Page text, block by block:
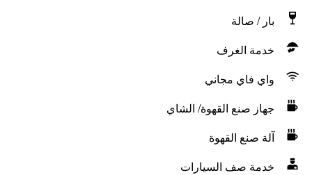
بار / صالة
خدمة الغرف
واي فاي مجاني
جهاز صنع القهوة/ الشاي
آلة صنع القهوة
خدمة صف السيارات